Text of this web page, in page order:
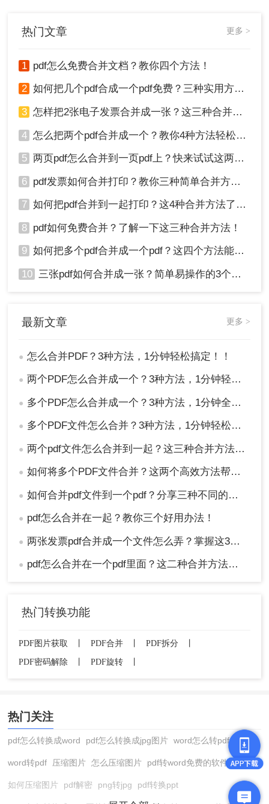
热门文章 更多 >
1 pdf怎么免费合并文档？教你四个方法！
2 如何把几个pdf合成一个pdf免费？三种实用方法分享！
3 怎样把2张电子发票合并成一张？这三种合并方法学习一下!
4 怎么把两个pdf合并成一个？教你4种方法轻松完成合并！
5 两页pdf怎么合并到一页pdf上？快来试试这两种方法吧！
6 pdf发票如何合并打印？教你三种简单合并方法！
7 如何把pdf合并到一起打印？这4种合并方法了解一下！
8 pdf如何免费合并？了解一下这三种合并方法！
9 如何把多个pdf合并成一个pdf？这四个方法能帮助大家！
10 三张pdf如何合并成一张？简单易操作的3个方法！
最新文章 更多 >
● 怎么合并PDF？3种方法，1分钟轻松搞定！！
● 两个PDF怎么合并成一个？3种方法，1分钟轻松搞定！
● 多个PDF怎么合并成一个？3种方法，1分钟全搞定！！
● 多个PDF文件怎么合并？3种方法，1分钟轻松搞定！!
● 两个pdf文件怎么合并到一起？这三种合并方法超实用！
● 如何将多个PDF文件合并？这两个高效方法帮你解决！
● 如何合并pdf文件到一个pdf？分享三种不同的方法来帮助您轻松合并！
● pdf怎么合并在一起？教你三个好用办法！
● 两张发票pdf合并成一个文件怎么弄？掌握这3种方法轻松合并！
● pdf怎么合并在一个pdf里面？这二种合并方法了解下！
热门转换功能
PDF图片获取 PDF合并 PDF拆分
PDF密码解除
PDF旋转
热门关注
pdf怎么转换成word pdf怎么转换成jpg图片 word怎么转pdf
word转pdf 压缩图片 怎么压缩图片 pdf转word免费的软件
如何压缩图片 pdf解密 png转jpg pdf转换ppt